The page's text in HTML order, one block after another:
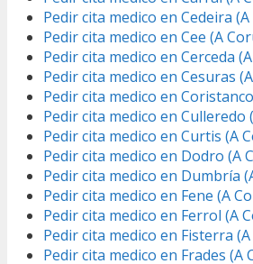
Pedir cita medico en Cedeira
Pedir cita medico en Cee (A
Pedir cita medico en Cerceda
Pedir cita medico en Cesuras
Pedir cita medico en
Pedir cita medico en Culleredo
Pedir cita medico en Curtis (A
Pedir cita medico en Dodro (A
Pedir cita medico en Dumbría
Pedir cita medico en Fene (A
Pedir cita medico en Ferrol (A
Pedir cita medico en Fisterra
Pedir cita medico en Frades (A